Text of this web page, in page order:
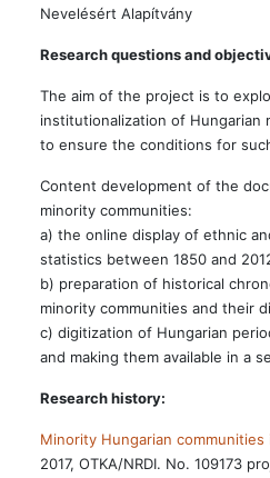
Nevelésért Alapítvány
Research questions and
The aim of the project is to
institutionalization of Hungarian
to ensure the conditions for
Content development of the
minority communities:
a) the online display of ethnic
statistics between 1850 and
b) preparation of historical
minority communities and their
c) digitization of Hungarian
and making them available in a
Research history:
Minority Hungarian
2017, OTKA/NRDI. No. 109173